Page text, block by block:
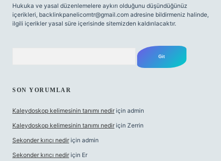
Hukuka ve yasal düzenlemelere aykırı olduğunu düşündüğünüz
içerikleri, backlinkpanelicomtr@gmail.com adresine bildirmeniz halinde,
ilgili içerikler yasal süre içerisinde sitemizden kaldırılacaktır.
SON YORUMLAR
Kaleydoskop kelimesinin tanımı nedir için admin
Kaleydoskop kelimesinin tanımı nedir için Zerrin
Sekonder kırıcı nedir için admin
Sekonder kırıcı nedir için Er